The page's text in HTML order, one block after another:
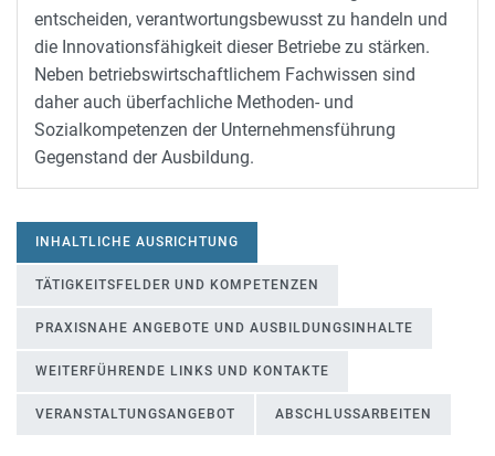
entscheiden, verantwortungsbewusst zu handeln und
die Innovationsfähigkeit dieser Betriebe zu stärken.
Neben betriebswirtschaftlichem Fachwissen sind
daher auch überfachliche Methoden- und
Sozialkompetenzen der Unternehmensführung
Gegenstand der Ausbildung.
INHALTLICHE AUSRICHTUNG
TÄTIGKEITSFELDER UND KOMPETENZEN
PRAXISNAHE ANGEBOTE UND AUSBILDUNGSINHALTE
WEITERFÜHRENDE LINKS UND KONTAKTE
VERANSTALTUNGSANGEBOT ABSCHLUSSARBEITEN